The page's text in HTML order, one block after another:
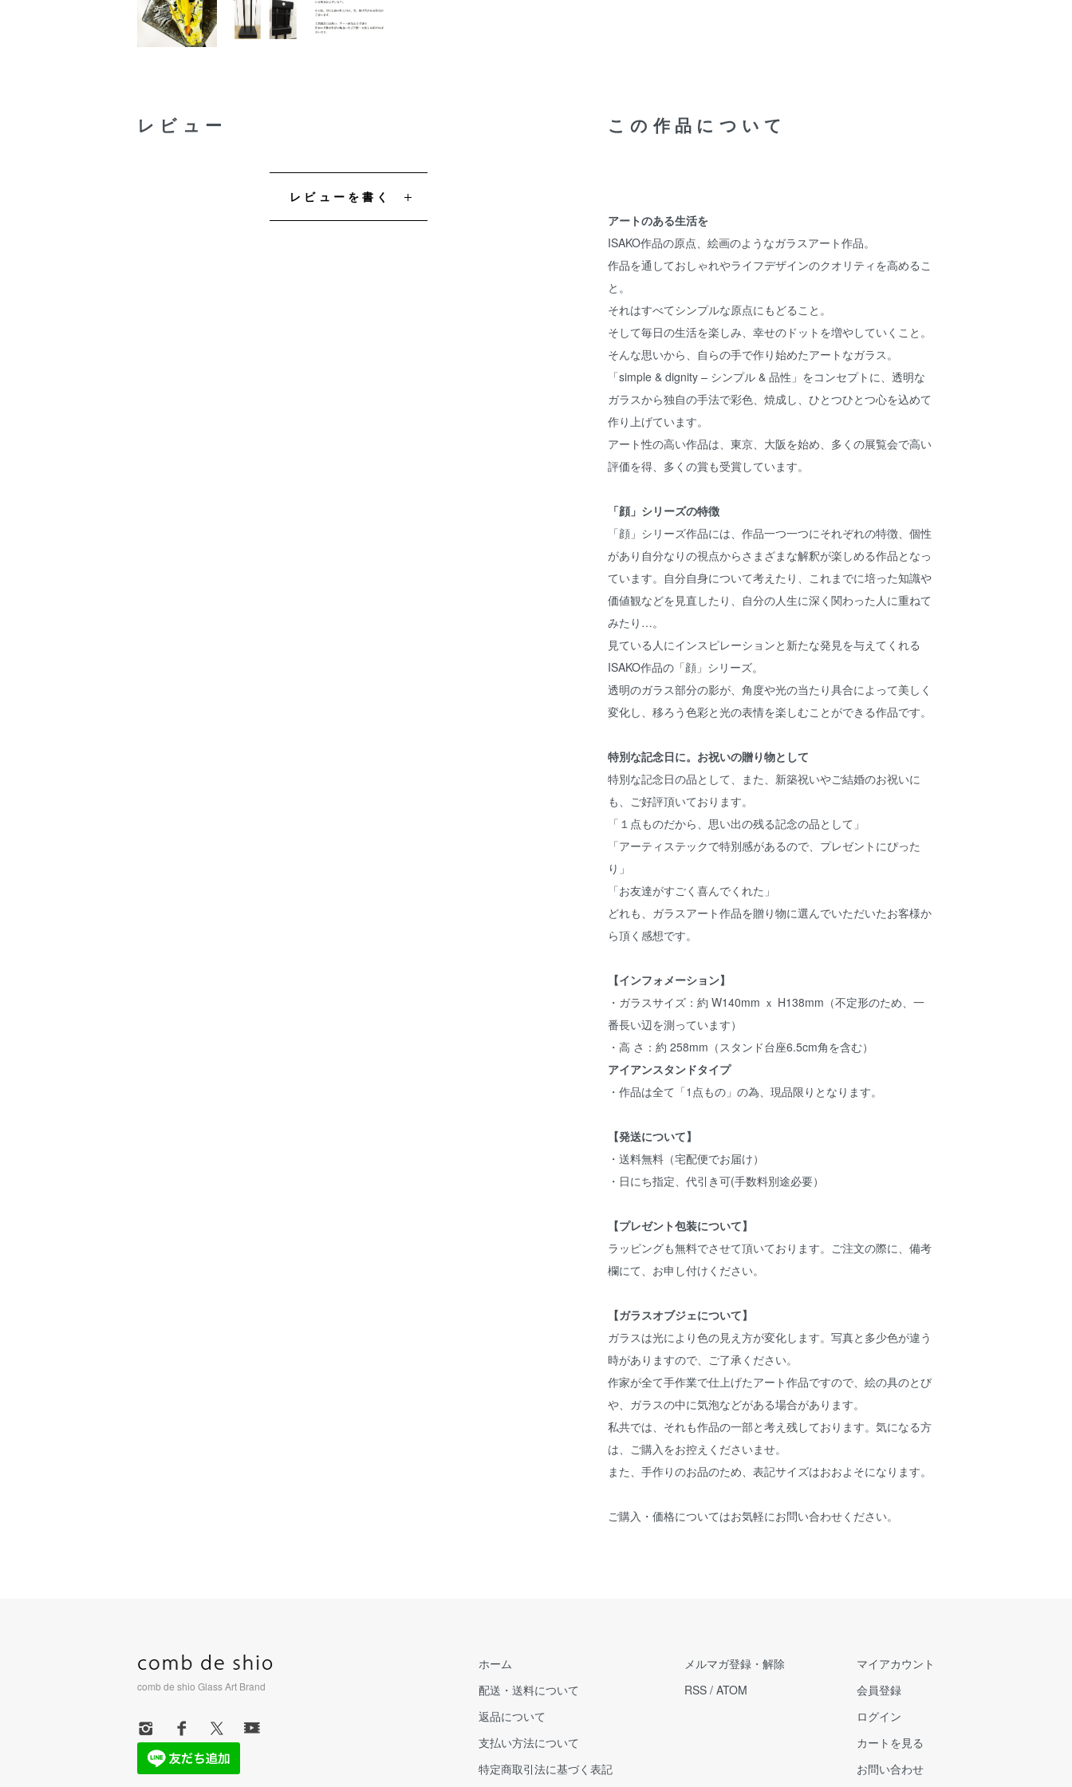
この作品について
アートのある生活を
ISAKO作品の原点、絵画のようなガラスアート作品。
作品を通しておしゃれやライフデザインのクオリティを高めるこ
と。
それはすべてシンプルな原点にもどること。
そして毎日の生活を楽しみ、幸せのドットを増やしていくこと。
そんな思いから、自らの手で作り始めたアートなガラス。
「simple & dignity – シンプル & 品性」をコンセプトに、透明な
ガラスから独自の手法で彩色、焼成し、ひとつひとつ心を込めて
作り上げています。
アート性の高い作品は、東京、大阪を始め、多くの展覧会で高い
評価を得、多くの賞も受賞しています。
「顔」シリーズの特徴
「顔」シリーズ作品には、作品一つ一つにそれぞれの特徴、個性
があり自分なりの視点からさまざまな解釈が楽しめる作品となっ
ています。自分自身について考えたり、これまでに培った知識や
価値観などを見直したり、自分の人生に深く関わった人に重ねて
みたり…。
見ている人にインスピレーションと新たな発見を与えてくれる
ISAKO作品の「顔」シリーズ。
透明のガラス部分の影が、角度や光の当たり具合によって美しく
変化し、移ろう色彩と光の表情を楽しむことができる作品です。
特別な記念日に。お祝いの贈り物として
特別な記念日の品として、また、新築祝いやご結婚のお祝いに
も、ご好評頂いております。
「１点ものだから、思い出の残る記念の品として」
「アーティステックで特別感があるので、プレゼントにぴった
り」
「お友達がすごく喜んでくれた」
どれも、ガラスアート作品を贈り物に選んでいただいたお客様か
ら頂く感想です。
【インフォメーション】
・ガラスサイズ：約 W140mm ｘ H138mm（不定形のため、一
番長い辺を測っています）
・高 さ：約 258mm（スタンド台座6.5cm角を含む）
アイアンスタンドタイプ
・作品は全て「1点もの」の為、現品限りとなります。
【発送について】
・送料無料（宅配便でお届け）
・日にち指定、代引き可(手数料別途必要）
【プレゼント包装について】
ラッピングも無料でさせて頂いております。ご注文の際に、備考
欄にて、お申し付けください。
【ガラスオブジェについて】
ガラスは光により色の見え方が変化します。写真と多少色が違う
時がありますので、ご了承ください。
作家が全て手作業で仕上げたアート作品ですので、絵の具のとび
や、ガラスの中に気泡などがある場合があります。
私共では、それも作品の一部と考え残しております。気になる方
は、ご購入をお控えくださいませ。
また、手作りのお品のため、表記サイズはおおよそになります。
ご購入・価格についてはお気軽にお問い合わせください。
レビュー
レビューを書く
comb de shio Glass Art Brand
ホーム
配送・送料について
返品について
支払い方法について
特定商取引法に基づく表記
メルマガ登録・解除
RSS / ATOM
マイアカウント
会員登録
ログイン
カートを見る
お問い合わせ